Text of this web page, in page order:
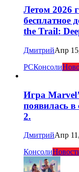
Летом 2026
бесплатное
the Trail:
ДмитрийАпр
PCКонсоли
Игра
появилась в
2.
ДмитрийАпр
Консоли